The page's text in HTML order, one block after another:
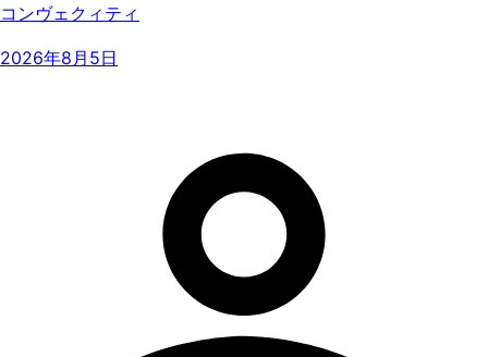
コンヴェクィティ
2026年8月5日